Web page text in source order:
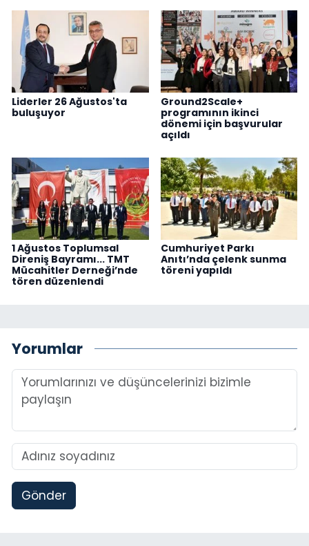
Liderler 26 Ağustos'ta
buluşuyor
Ground2Scale+
programının ikinci
dönemi için başvurular
açıldı
1 Ağustos Toplumsal
Direniş Bayramı... TMT
Mücahitler Derneği’nde
tören düzenlendi
Cumhuriyet Parkı
Anıtı’nda çelenk sunma
töreni yapıldı
Yorumlar
Gönder